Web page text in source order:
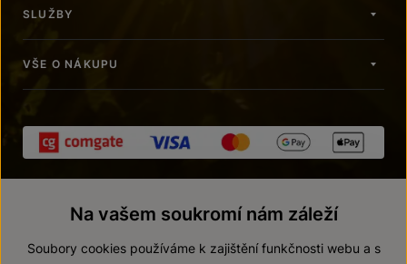
SLUŽBY
VŠE O NÁKUPU
Na vašem soukromí nám záleží
Soubory cookies používáme k zajištění funkčnosti webu a s